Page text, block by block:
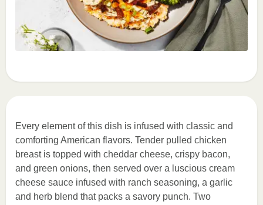
Every element of this dish is infused with classic and
comforting American flavors. Tender pulled chicken
breast is topped with cheddar cheese, crispy bacon,
and green onions, then served over a luscious cream
cheese sauce infused with ranch seasoning, a garlic
and herb blend that packs a savory punch. Two